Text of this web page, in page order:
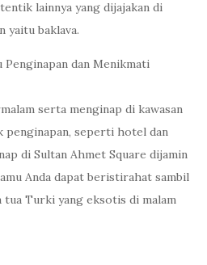
lainnya yang dijajakan di
yaitu baklava.
Penginapan dan Menikmati
serta menginap di kawasan
penginapan, seperti hotel dan
di Sultan Ahmet Square dijamin
Anda dapat beristirahat sambil
tua Turki yang eksotis di malam